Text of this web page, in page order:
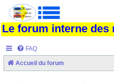
Le forum interne des
FAQ
Accueil du forum